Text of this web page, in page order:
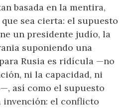
basada en la mentira,
sea cierta: el supuesto
un presidente judío, la
suponiendo una
Rusia es ridícula —no
ni la capacidad, ni
así como el supuesto
invención: el conflicto